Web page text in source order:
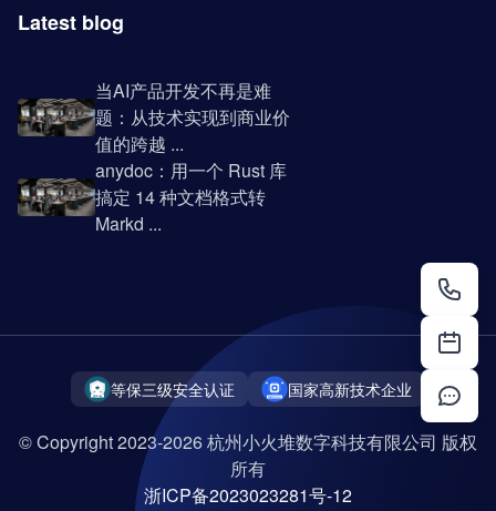
Latest blog
当AI产品开发不再是难
题：从技术实现到商业价
值的跨越 ...
anydoc：用一个 Rust 库
搞定 14 种文档格式转
Markd ...
等保三级安全认证 国家高新技术企业
© Copyright 2023-2026 杭州小火堆数字科技有限公司 版权
所有
浙ICP备2023023281号-12